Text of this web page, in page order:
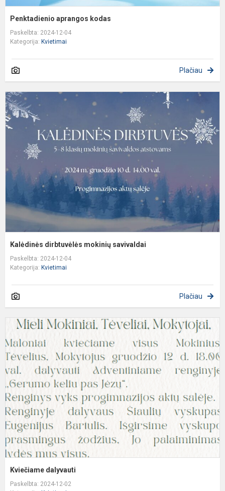
Penktadienio aprangos kodas
Paskelbta: 2024-12-04
Kategorija: Kvietimai
Plačiau
Kalėdinės dirbtuvėlės mokinių savivaldai
Paskelbta: 2024-12-04
Kategorija: Kvietimai
Plačiau
Kviečiame dalyvauti
Paskelbta: 2024-12-02